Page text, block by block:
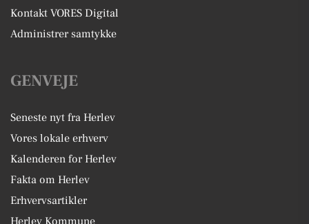
Kontakt VORES Digital
Administrer samtykke
GENVEJE
Seneste nyt fra Herlev
Vores lokale erhverv
Kalenderen for Herlev
Fakta om Herlev
Erhvervsartikler
Herlev Kommune